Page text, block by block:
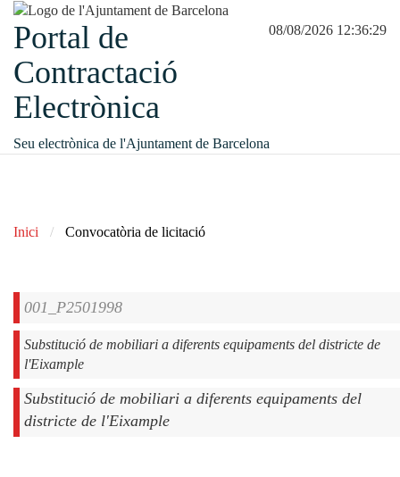
08/08/2026 12:36:29
Portal de
Contractació
Electrònica
Seu electrònica de l'Ajuntament de Barcelona
Inici Convocatòria de licitació
001_P2501998
Substitució de mobiliari a diferents equipaments del districte de
l'Eixample
Substitució de mobiliari a diferents equipaments del
districte de l'Eixample